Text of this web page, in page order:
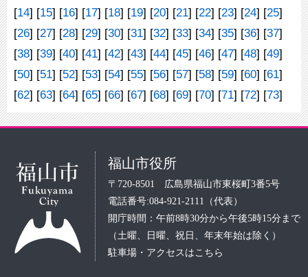
[14] [15] [16] [17] [18] [19] [20] [21] [22] [23] [24] [25]
[26] [27] [28] [29] [30] [31] [32] [33] [34] [35] [36] [37]
[38] [39] [40] [41] [42] [43] [44] [45] [46] [47] [48] [49]
[50] [51] [52] [53] [54] [55] [56] [57] [58] [59] [60] [61]
[62] [63] [64] [65] [66] [67] [68] [69] [70] [71] [72] [73]
福山市役所
〒720-8501 広島県福山市東桜町3番5号
電話番号:084-921-2111（代表）
開庁時間：午前8時30分から午後5時15分まで
（土曜、日曜、祝日、年末年始は除く）
駐車場・アクセスはこちら